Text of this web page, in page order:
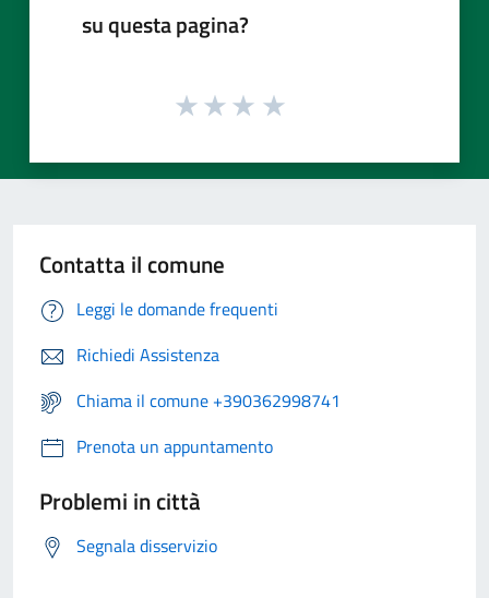
su questa pagina?
Contatta il comune
Leggi le domande frequenti
Richiedi Assistenza
Chiama il comune +390362998741
Prenota un appuntamento
Problemi in città
Segnala disservizio